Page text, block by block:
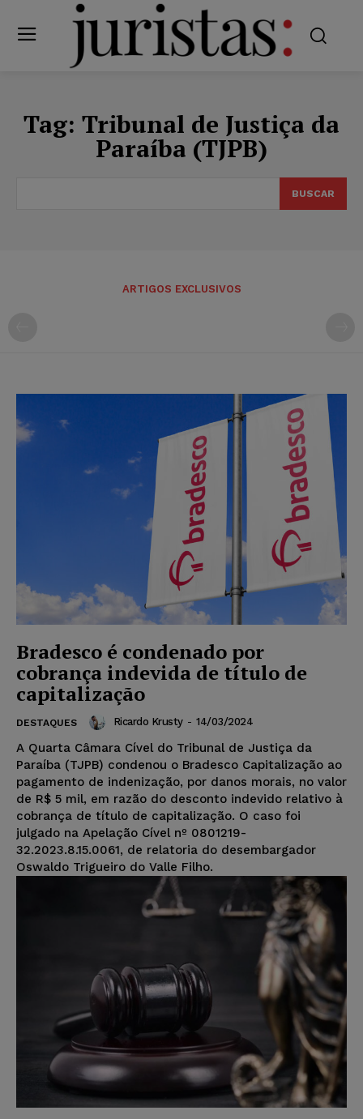
Tag: Tribunal de Justiça da
Paraíba (TJPB)
BUSCAR
ARTIGOS EXCLUSIVOS
Bradesco é condenado por
cobrança indevida de título de
capitalização
DESTAQUES Ricardo Krusty - 14/03/2024
A Quarta Câmara Cível do Tribunal de Justiça da
Paraíba (TJPB) condenou o Bradesco Capitalização ao
pagamento de indenização, por danos morais, no valor
de R$ 5 mil, em razão do desconto indevido relativo à
cobrança de título de capitalização. O caso foi
julgado na Apelação Cível nº 0801219-
32.2023.8.15.0061, de relatoria do desembargador
Oswaldo Trigueiro do Valle Filho.